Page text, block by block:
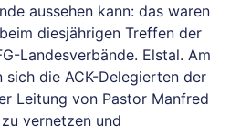
aussehen kann: das waren
diesjährigen Treffen der
Landesverbände. Elstal. Am
sich die ACK-Delegierten der
Leitung von Pastor Manfred
vernetzen und